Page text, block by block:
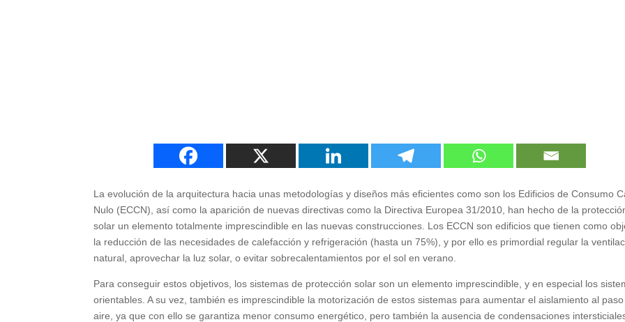
La evolución de la arquitectura hacia unas metodologías y diseños más eficientes como son los Edificios de Consumo
Nulo (ECCN), así como la aparición de nuevas directivas como la Directiva Europea 31/2010, han hecho de la
solar un elemento totalmente imprescindible en las nuevas construcciones. Los ECCN son edificios que tienen como
la reducción de las necesidades de calefacción y refrigeración (hasta un 75%), y por ello es primordial regular la
natural, aprovechar la luz solar, o evitar sobrecalentamientos por el sol en verano.
Para conseguir estos objetivos, los sistemas de protección solar son un elemento imprescindible, y en especial los
orientables. A su vez, también es imprescindible la motorización de estos sistemas para aumentar el aislamiento al
aire, ya que con ello se garantiza menor consumo energético, pero también la ausencia de condensaciones